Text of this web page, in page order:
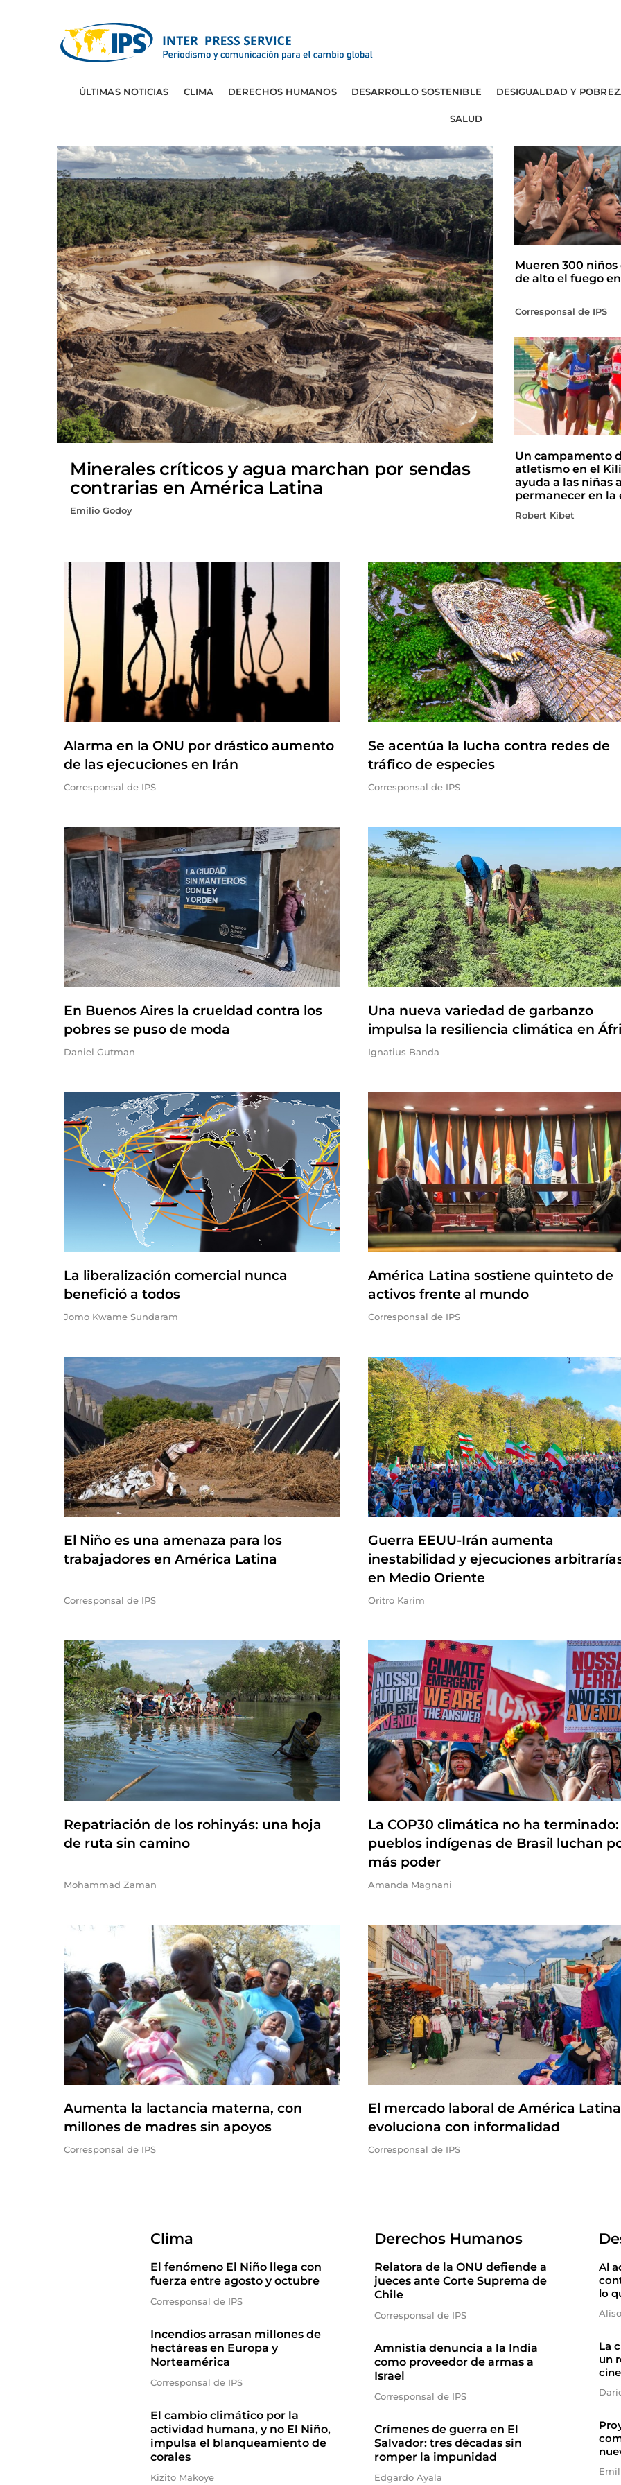
ÚLTIMAS NOTICIAS CLIMA DERECHOS HUMANOS DESARROLLO SOSTENIBLE DESIGUALDAD Y
SALUD
Minerales críticos y agua marchan por sendas
contrarias en América Latina
Emilio Godoy
Mueren 300 niños
de alto el fuego
Corresponsal de IPS
Un campamento
atletismo en el
ayuda a las niñas
permanecer en la
Robert Kibet
Alarma en la ONU por drástico aumento
de las ejecuciones en Irán
Corresponsal de IPS
Se acentúa la lucha contra redes de
tráfico de especies
Corresponsal de IPS
En Buenos Aires la crueldad contra los
pobres se puso de moda
Daniel Gutman
Una nueva variedad de garbanzo
impulsa la resiliencia climática en
Ignatius Banda
La liberalización comercial nunca
benefició a todos
Jomo Kwame Sundaram
América Latina sostiene quinteto de
activos frente al mundo
Corresponsal de IPS
El Niño es una amenaza para los
trabajadores en América Latina
Corresponsal de IPS
Guerra EEUU-Irán aumenta
inestabilidad y ejecuciones
en Medio Oriente
Oritro Karim
Repatriación de los rohinyás: una hoja
de ruta sin camino
Mohammad Zaman
La COP30 climática no ha terminado:
pueblos indígenas de Brasil luchan
más poder
Amanda Magnani
Aumenta la lactancia materna, con
millones de madres sin apoyos
Corresponsal de IPS
El mercado laboral de América Latina
evoluciona con informalidad
Corresponsal de IPS
Clima
El fenómeno El Niño llega con
fuerza entre agosto y octubre
Corresponsal de IPS
Incendios arrasan millones de
hectáreas en Europa y
Norteamérica
Corresponsal de IPS
El cambio climático por la
actividad humana, y no El Niño,
impulsa el blanqueamiento de
corales
Kizito Makoye
Derechos Humanos
Relatora de la ONU defiende a
jueces ante Corte Suprema de
Chile
Corresponsal de IPS
Amnistía denuncia a la India
como proveedor de armas a
Israel
Corresponsal de IPS
Crímenes de guerra en El
Salvador: tres décadas sin
romper la impunidad
Edgardo Ayala
Al
lo
La
un
cine